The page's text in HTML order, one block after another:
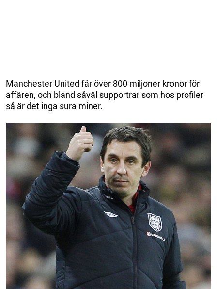
Manchester United får över 800 miljoner kronor för
affären, och bland såväl supportrar som hos profiler
så är det inga sura miner.